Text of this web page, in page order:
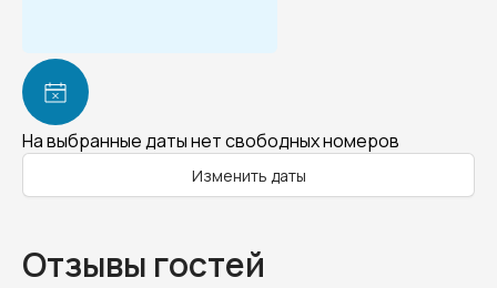
На выбранные даты нет свободных номеров
Изменить даты
Отзывы гостей